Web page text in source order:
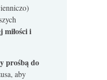
miłości i
prośbą do
aby